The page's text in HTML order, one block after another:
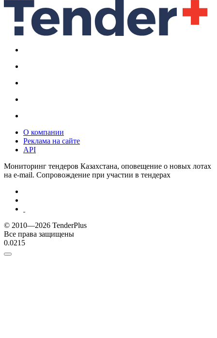
О компании
Реклама на сайте
API
Мониторинг тендеров Казахстана, оповещение о новых лотах
на e-mail. Сопровождение при участии в тендерах
© 2010—2026 TenderPlus
Все права защищены
0.0215